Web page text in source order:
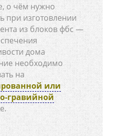
о чём нужно
при изготовлении
из блоков фбс —
дома
необходимо
на
или
гравийной